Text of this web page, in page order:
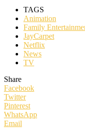
TAGS
Animation
Family
JayCarpet
Netflix
News
TV
Share
Facebook
Twitter
Pinterest
WhatsApp
Email